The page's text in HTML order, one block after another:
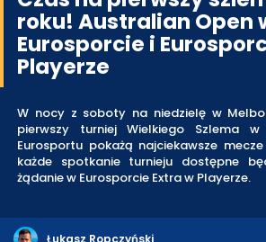
roku! Australian Open
Eurosporcie i
Playerze
W nocy z soboty na niedzielę w
pierwszy turniej Wielkiego Szlema
Eurosportu pokażą najciekawsze
każde spotkanie turnieju dostępne
żądanie w Eurosporcie Extra w Playerze.
Łukasz Ropczyński